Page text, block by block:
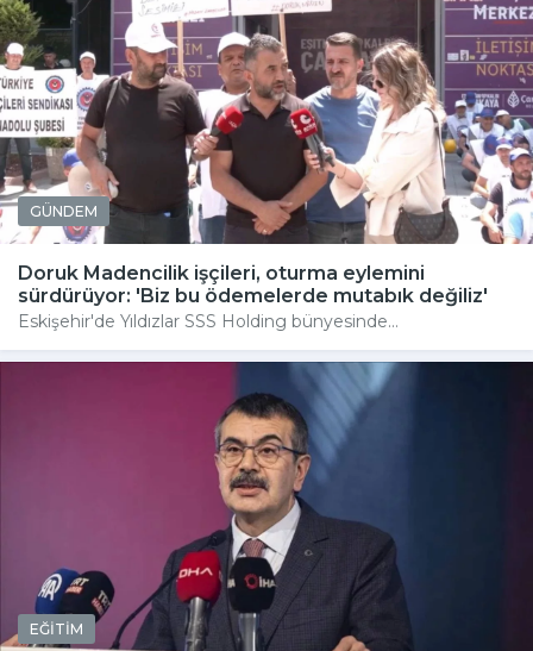
GÜNDEM
Doruk Madencilik işçileri, oturma eylemini
sürdürüyor: 'Biz bu ödemelerde mutabık değiliz'
Eskişehir'de Yıldızlar SSS Holding bünyesinde...
EĞİTİM